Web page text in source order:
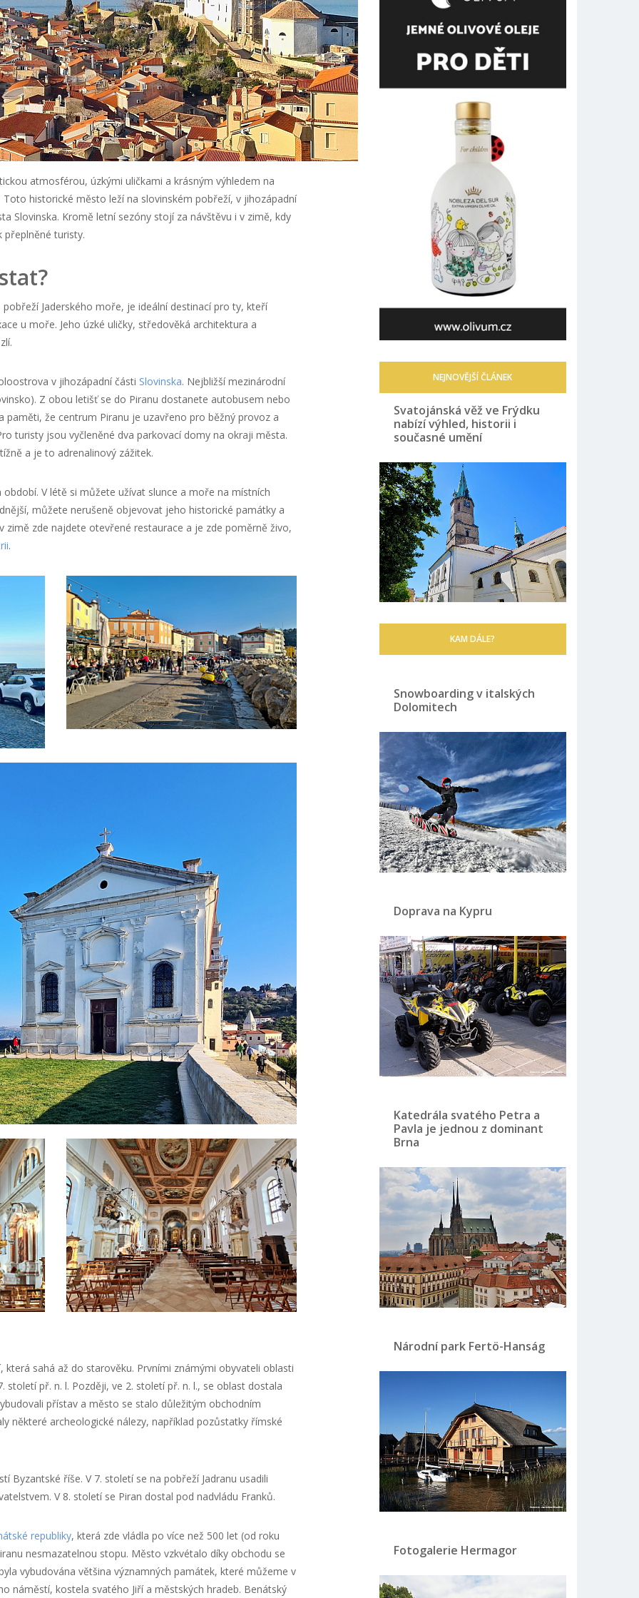
atmosférou, úzkými uličkami a krásným výhledem na
historické město leží na slovinském pobřeží, v jihozápadní
Slovinska. Kromě letní sezóny stojí za návštěvu i v zimě, kdy
přeplněné turisty.
Jaderského moře, je ideální destinací pro ty, kteří
u moře. Jeho úzké uličky, středověká architektura a
v jihozápadní části Slovinska. Nejbližší mezinárodní
Z obou letišť se do Piranu dostanete autobusem nebo
že centrum Piranu je uzavřeno pro běžný provoz a
turisty jsou vyčleněné dva parkovací domy na okraji města.
a je to adrenalinový zážitek.
V létě si můžete užívat slunce a moře na místních
můžete nerušeně objevovat jeho historické památky a
zimě zde najdete otevřené restaurace a je zde poměrně živo,
.
sahá až do starověku. Prvními známými obyvateli oblasti
století př. n. l. Později, ve 2. století př. n. l., se oblast dostala
přístav a město se stalo důležitým obchodním
některé archeologické nálezy, například pozůstatky římské
Byzantské říše. V 7. století se na pobřeží Jadranu usadili
V 8. století se Piran dostal pod nadvládu Franků.
republiky, která zde vládla po více než 500 let (od roku
nesmazatelnou stopu. Město vzkvétalo díky obchodu se
vybudována většina významných památek, které můžeme v
náměstí, kostela svatého Jiří a městských hradeb. Benátský
NEJNOVĚJŠÍ ČLÁNEK
Svatojánská věž ve Frýdku
nabízí výhled, historii i
současné umění
KAM DÁLE?
Snowboarding v italských
Dolomitech
Doprava na Kypru
Katedrála svatého Petra a
Pavla je jednou z dominant
Brna
Národní park Fertö-Hanság
Fotogalerie Hermagor